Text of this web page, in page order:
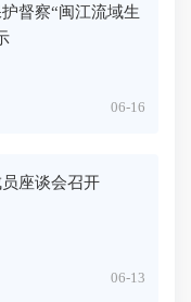
督察“闽江流域生
06-16
座谈会召开
06-13